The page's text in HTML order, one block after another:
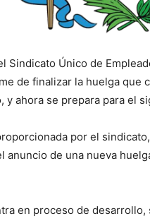
Sindicato Único de
de finalizar la huelga que
y ahora se prepara para el
por el
anuncio de una nueva
en proceso de